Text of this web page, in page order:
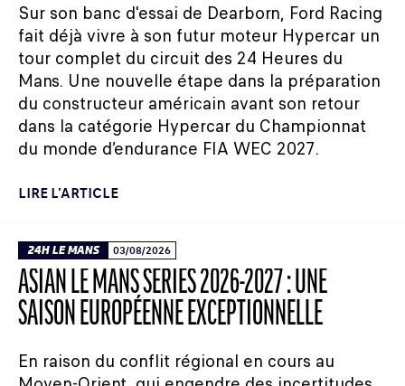
Sur son banc d'essai de Dearborn, Ford Racing
fait déjà vivre à son futur moteur Hypercar un
tour complet du circuit des 24 Heures du
Mans. Une nouvelle étape dans la préparation
du constructeur américain avant son retour
dans la catégorie Hypercar du Championnat
du monde d’endurance FIA WEC 2027.
LIRE L'ARTICLE
24H LE MANS 03/08/2026
ASIAN LE MANS SERIES 2026-2027 : UNE
SAISON EUROPÉENNE EXCEPTIONNELLE
En raison du conflit régional en cours au